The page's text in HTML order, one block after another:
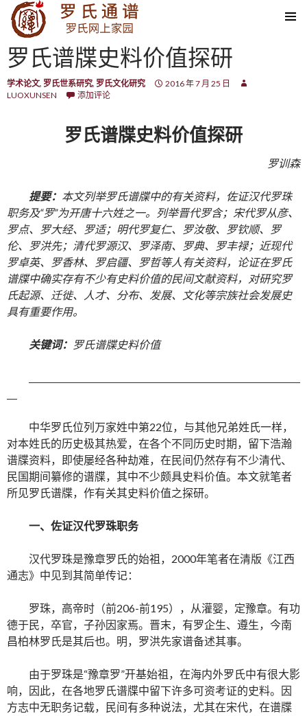
SKIP TO CONTENT
罗氏谱牒史料价值探研
学术论文, 罗氏世系研究, 罗氏文化研究
2016 年 7 月 25 日
LUOXUNSEN
添加评论
罗氏谱牒史料价值探研
罗训森
提要： 本文列举罗氏谱牒中的有关资料，佐证汉代罗珠
职务及“罗”为开唐十六姓之一。列举晋代罗含；宋代罗从彦、
罗点、罗大经、罗适；明代罗复仁、罗汝敬、罗钦顺、罗
伦、罗洪先；清代罗源汉、罗泽南、罗典、罗丰禄；近现代
罗卓英、罗香林、罗启疆、罗哲等人有关资料，论证在罗氏
谱牒中确实存有不少有史料价值的民间文献资料，对研究罗
氏起源、迁徙、人才、分布、发展、文化等宗族社会发展史
具有重要作用。
关键词： 罗氏谱牒史料价值
中华罗氏位列万家姓中第22位，与其他兄弟姓氏一样，
对本姓氏的历史极其热爱，在各个不同历史时期，留下浩瀚
谱牒资料，即使屡经各种劫难，在民间仍然存有不少清代、
民国期间纂修的谱牒，其中不少颇具史料价值。本文就笔者
所见罗氏谱牒，作有关其史料价值之探研。
一、佐证汉代罗珠职务
汉代罗珠是豫章罗氏的始祖，2000年笔者在清版《江西
通志》中见到其简单传记：
罗珠，高帝时（前206-前195），从灌婴，定豫章。有功
德于民，卒官，子孙因家焉。晋末，有罗企生、遵生，今南
昌柏林罗氏是其后也。明，罗洪先家谱备述其事。
由于罗珠是“豫章罗”开基始祖，在海内外罗氏中有很大影
响，因此，在各地罗氏谱牒中留下许多可资考证的史料。因
方志中无职务记载，民间有多种说法，尤其在宋代，在谱牒